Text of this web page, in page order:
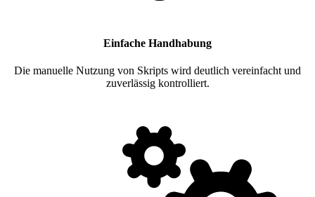
Einfache Handhabung
Die manuelle Nutzung von Skripts wird deutlich vereinfacht und
zuverlässig kontrolliert.